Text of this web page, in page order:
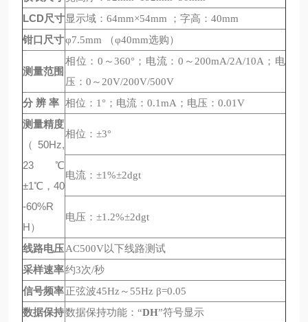
LCD尺寸显示域：64mm×54mm ；字高：40mm
钳口尺寸φ7.5mm （φ40mm选购）
测量范围
相位：0～360°；电流：0～200mA/2A/10A；电
压：0～20V/200V/500V
分 辨 率 相位：1°；电流：0.1mA；电压：0.01V
测量精度
（50Hz,
23℃
±1℃，40
-60%R
H）
相位：±3°
电流：±1%±2dgt
电压：±1.2%±2dgt
线路电压AC500V以下线路测试
采样速率约3次/秒
信号频率正弦波45Hz～55Hz β=0.05
数据保持数据保持功能：“DH”符号显示